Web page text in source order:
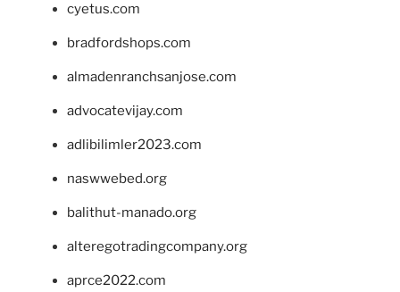
cyetus.com
bradfordshops.com
almadenranchsanjose.com
advocatevijay.com
adlibilimler2023.com
naswwebed.org
balithut-manado.org
alteregotradingcompany.org
aprce2022.com